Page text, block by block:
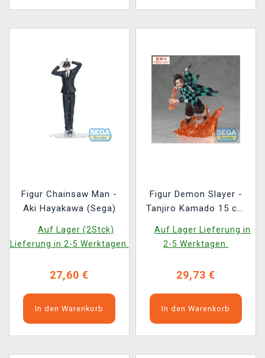
Figur Chainsaw Man -
Aki Hayakawa (Sega)
Auf Lager (2Stck)
Lieferung in 2-5 Werktagen.
27,60 €
In den Warenkorb
Figur Demon Slayer -
Tanjiro Kamado 15 cm
Auf Lager Lieferung in
2-5 Werktagen.
29,73 €
In den Warenkorb